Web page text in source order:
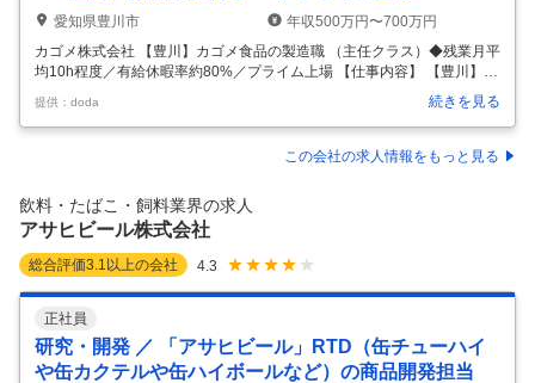
愛知県豊川市
年収500万円〜700万円
カゴメ株式会社 【豊川】カゴメ食品の製造職 （主任クラス）◆残業月平
均10h程度／有給休暇率約80%／プライム上場 【仕事内容】 【豊川】カ
ゴメ食品の製造職 （主任クラス）◆残業月平均10h程度／有給休暇率約
80%／プライム上場 【具体的な仕事内容】 ～国内で唯一「カゴメケチ
ャップ」を製造する中核工場で活躍！／主任候補として改善推進やメン
バー育成を担うポジション／創業120年超の歴史を持つ食品メーカー～
ンに、製造ラインの保守および製造管理・係長補佐・生産効率・品質改
善業務を担当いただきます。 自ら進捗管理を行うだけでなく、メン
提供：doda 続きを見る
この会社の求人情報をもっと見る
飲料・たばこ・飼料業界の求人
アサヒビール株式会社
総合評価3.1 以上の会社 4.3
正社員
研究・開発 ／ 「アサヒビール」RTD（缶チューハイ
や缶カクテルや缶ハイボールなど）の商品開発担当